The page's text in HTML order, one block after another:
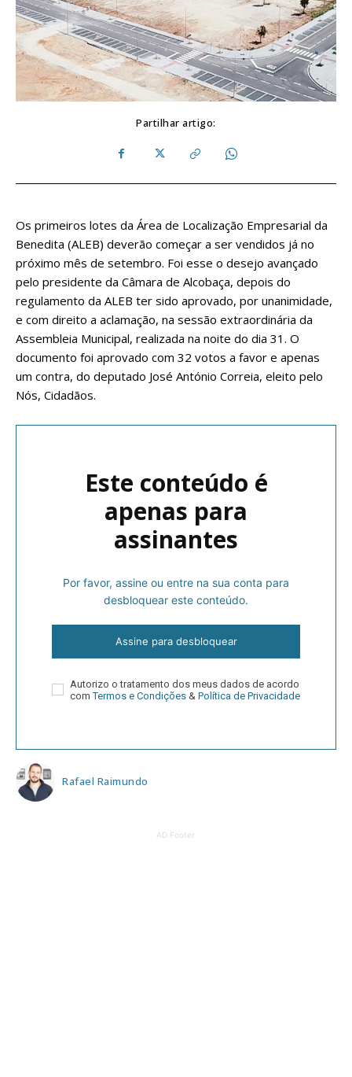
Partilhar artigo:
Os primeiros lotes da Área de Localização Empresarial da
Benedita (ALEB) deverão começar a ser vendidos já no
próximo mês de setembro. Foi esse o desejo avançado
pelo presidente da Câmara de Alcobaça, depois do
regulamento da ALEB ter sido aprovado, por unanimidade,
e com direito a aclamação, na sessão extraordinária da
Assembleia Municipal, realizada na noite do dia 31. O
documento foi aprovado com 32 votos a favor e apenas
um contra, do deputado José António Correia, eleito pelo
Nós, Cidadãos.
Este conteúdo é
apenas para
assinantes
Por favor, assine ou entre na sua conta para
desbloquear este conteúdo.
Assine para desbloquear
Autorizo o tratamento dos meus dados de acordo
comTermos e Condições & Política de Privacidade
Rafael Raimundo
AD Footer